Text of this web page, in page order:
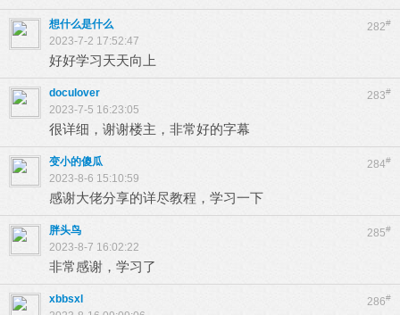
282#
想什么是什么
2023-7-2 17:52:47
好好学习天天向上
283#
doculover
2023-7-5 16:23:05
很详细，谢谢楼主，非常好的字幕
284#
变小的傻瓜
2023-8-6 15:10:59
感谢大佬分享的详尽教程，学习一下
285#
胖头鸟
2023-8-7 16:02:22
非常感谢，学习了
286#
xbbsxl